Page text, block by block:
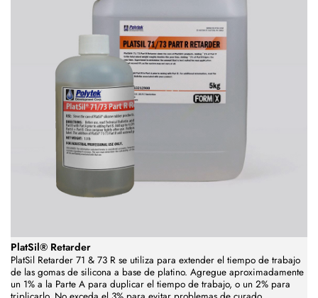
PlatSil® Retarder
PlatSil Retarder 71 & 73 R se utiliza para extender el tiempo de trabajo
de las gomas de silicona a base de platino. Agregue aproximadamente
un 1% a la Parte A para duplicar el tiempo de trabajo, o un 2% para